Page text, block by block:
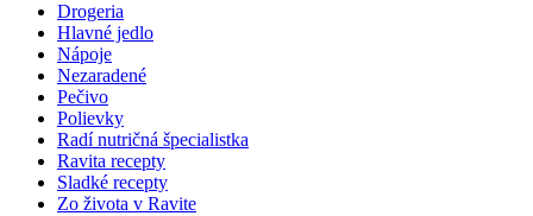
Drogeria
Hlavné jedlo
Nápoje
Nezaradené
Pečivo
Polievky
Radí nutričná špecialistka
Ravita recepty
Sladké recepty
Zo života v Ravite